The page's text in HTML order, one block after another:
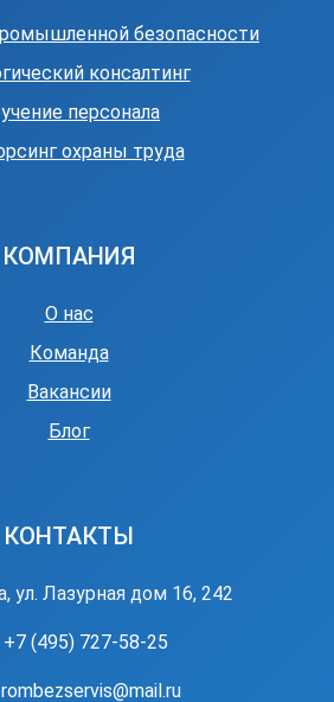
безопасности
консалтинг
персонала
охраны труда
КОМПАНИЯ
О нас
Команда
Вакансии
Блог
КОНТАКТЫ
ул. Лазурная дом 16, 242
+7 (495) 727-58-25